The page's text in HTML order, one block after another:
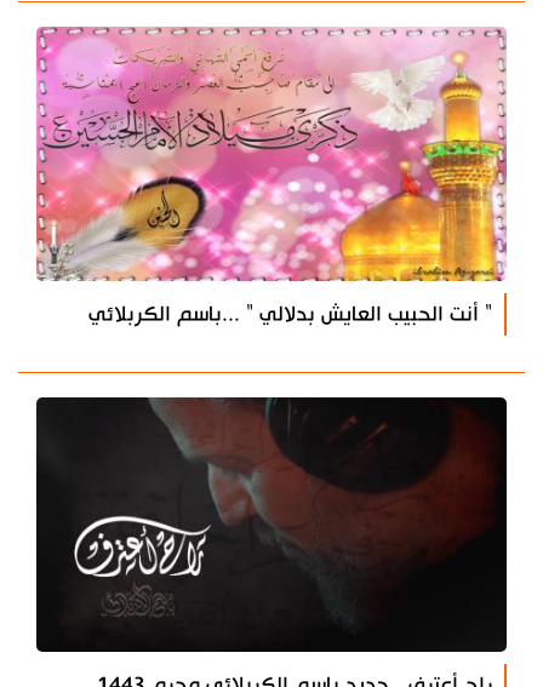
" أنت الحبيب العايش بدلالي " ...باسم الكربلائي